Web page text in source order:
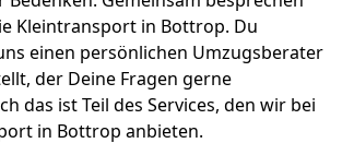
Kleintransport in Bottrop. Du
einen persönlichen Umzugsberater
der Deine Fragen gerne
das ist Teil des Services, den wir bei
in Bottrop anbieten.